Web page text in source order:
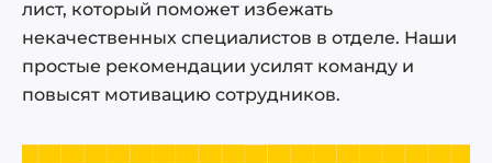
лист, который поможет избежать
некачественных специалистов в отделе. Наши
простые рекомендации усилят команду и
повысят мотивацию сотрудников.